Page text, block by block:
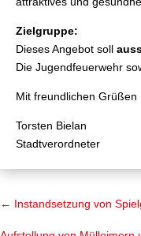
Zielgruppe:
Dieses Angebot soll
Die Jugendfeuerwehr
Mit freundlichen Grüßen
Torsten Bielan
Stadtverordneter
← Instandsetzung von